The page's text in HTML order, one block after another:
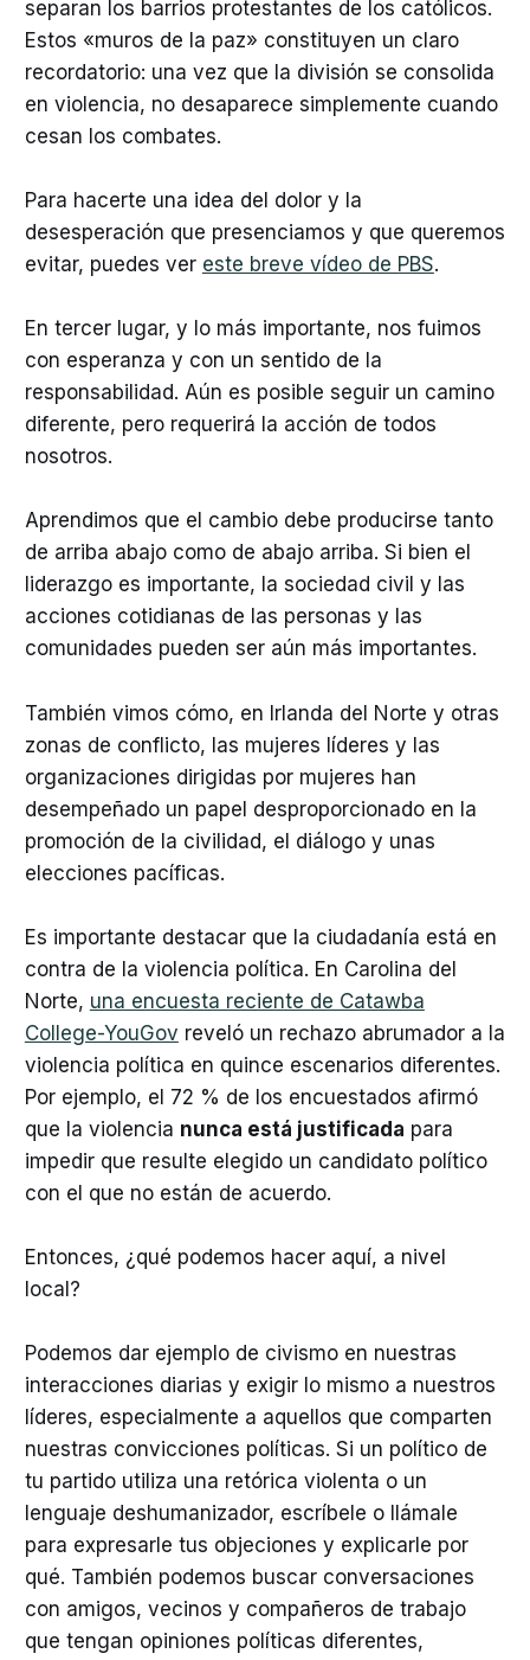
separan los barrios protestantes de los católicos.
Estos «muros de la paz» constituyen un claro
recordatorio: una vez que la división se consolida
en violencia, no desaparece simplemente cuando
cesan los combates.
Para hacerte una idea del dolor y la
desesperación que presenciamos y que queremos
evitar, puedes ver este breve vídeo de PBS.
En tercer lugar, y lo más importante, nos fuimos
con esperanza y con un sentido de la
responsabilidad. Aún es posible seguir un camino
diferente, pero requerirá la acción de todos
nosotros.
Aprendimos que el cambio debe producirse tanto
de arriba abajo como de abajo arriba. Si bien el
liderazgo es importante, la sociedad civil y las
acciones cotidianas de las personas y las
comunidades pueden ser aún más importantes.
También vimos cómo, en Irlanda del Norte y otras
zonas de conflicto, las mujeres líderes y las
organizaciones dirigidas por mujeres han
desempeñado un papel desproporcionado en la
promoción de la civilidad, el diálogo y unas
elecciones pacíficas.
Es importante destacar que la ciudadanía está en
contra de la violencia política. En Carolina del
Norte, una encuesta reciente de Catawba
College-YouGov reveló un rechazo abrumador a la
violencia política en quince escenarios diferentes.
Por ejemplo, el 72 % de los encuestados afirmó
que la violencia nunca está justificada para
impedir que resulte elegido un candidato político
con el que no están de acuerdo.
Entonces, ¿qué podemos hacer aquí, a nivel
local?
Podemos dar ejemplo de civismo en nuestras
interacciones diarias y exigir lo mismo a nuestros
líderes, especialmente a aquellos que comparten
nuestras convicciones políticas. Si un político de
tu partido utiliza una retórica violenta o un
lenguaje deshumanizador, escríbele o llámale
para expresarle tus objeciones y explicarle por
qué. También podemos buscar conversaciones
con amigos, vecinos y compañeros de trabajo
que tengan opiniones políticas diferentes,